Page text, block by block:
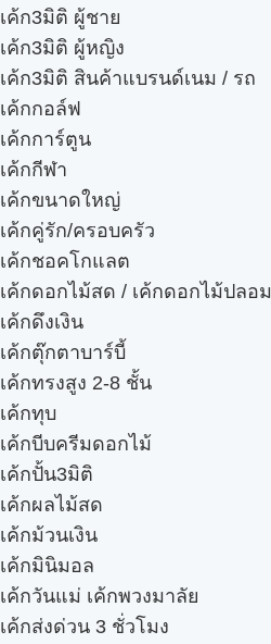
เค้ก3มิติ ผู้ชาย
เค้ก3มิติ ผู้หญิง
เค้ก3มิติ สินค้าแบรนด์เนม / รถ
เค้กกอล์ฟ
เค้กการ์ตูน
เค้กกีฬา
เค้กขนาดใหญ่
เค้กคู่รัก/ครอบครัว
เค้กชอคโกแลต
เค้กดอกไม้สด / เค้กดอกไม้ปลอม
เค้กดึงเงิน
เค้กตุ๊กตาบาร์บี้
เค้กทรงสูง 2-8 ชั้น
เค้กทุบ
เค้กบีบครีมดอกไม้
เค้กปั้น3มิติ
เค้กผลไม้สด
เค้กม้วนเงิน
เค้กมินิมอล
เค้กวันแม่ เค้กพวงมาลัย
เค้กส่งด่วน 3 ชั่วโมง